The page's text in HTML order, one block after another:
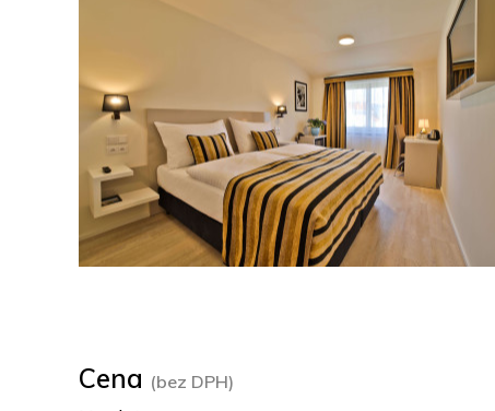
Cena (bez DPH)